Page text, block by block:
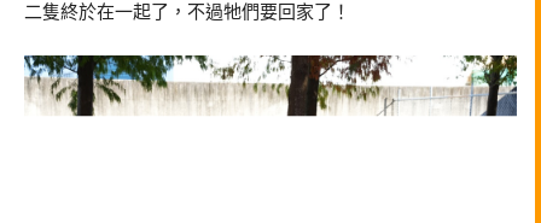
二隻終於在一起了，不過牠們要回家了！